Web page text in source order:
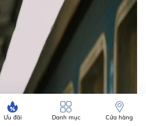
Ưu đãi Danh mục Cửa hàng